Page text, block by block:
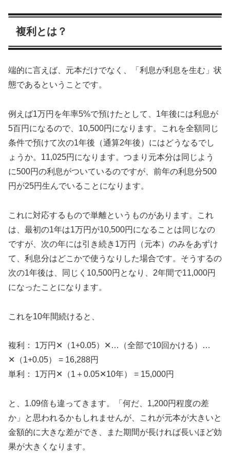
複利とは？
端的に言えば、元本だけでなく、「利息が利息を生む」状
態であるということです。
例えば1万円を年率5%で預けたとして、1年後には利息が
5百円になるので、10,500円になります。これを全額同じ
条件で預けて次の1年後（通算2年後）にはどうなるでし
ょうか。11,025円になります。つまり元本分は同じよう
に500円の利息がついているのですが、前年の利息分500
円が25円生んでいることになります。
これに対応するもので単離というものがあります。これ
は、最初の1年は1万円が10,500円になることは同じなの
ですが、次の年には引き続き1万円（元本）のみをあずけ
て、利息分はどこかで使うなりした場合です。そうするの
次の1年後は、同じく10,500円となり、2年間で11,000円
になったことになります。
これを10年間続けると、
複利： 1万円✕（1+0.05）✕…（全部で10回かける）…
✕（1+0.05） = 16,288円
単利： 1万円✕（1＋0.05✕10年） = 15,000円
と、1.09倍も違ってきます。「何だ、1,200円程度の差
か」と思われるかもしれませんが、これが元本が大きいと
金額的に大きな差ができ、また期間が長ければ長いほど効
果が大きくなります。